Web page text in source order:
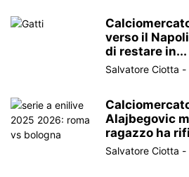
verso il
di restare in...
Salvatore Ciotta -
Alajbegovic
ragazzo ha
Salvatore Ciotta -